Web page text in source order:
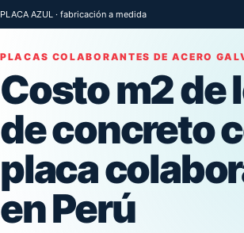
PLACA AZUL · fabricación a medida
PLACAS COLABORANTES DE ACERO
Costo m2 de
de concreto
placa
en Perú